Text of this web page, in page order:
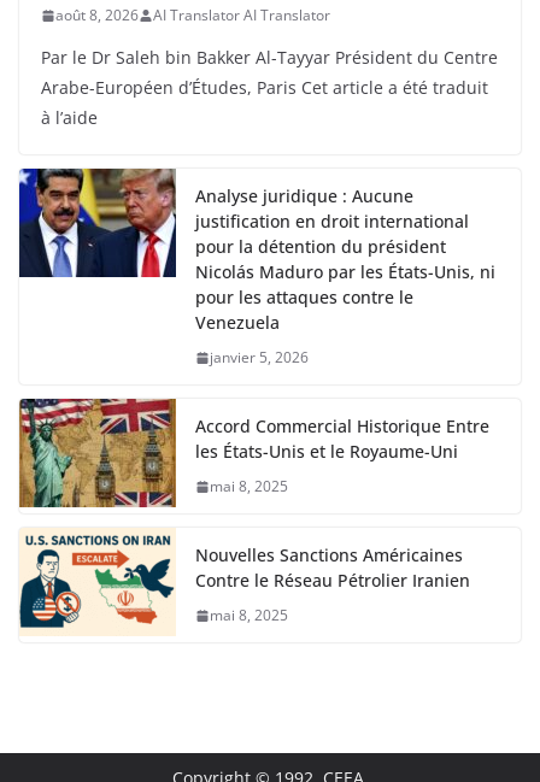
août 8, 2026 AI Translator AI Translator
Par le Dr Saleh bin Bakker Al-Tayyar Président du Centre
Arabe-Européen d’Études, Paris Cet article a été traduit
à l’aide
Analyse juridique : Aucune
justification en droit international
pour la détention du président
Nicolás Maduro par les États-Unis, ni
pour les attaques contre le
Venezuela
janvier 5, 2026
Accord Commercial Historique Entre
les États-Unis et le Royaume-Uni
mai 8, 2025
Nouvelles Sanctions Américaines
Contre le Réseau Pétrolier Iranien
mai 8, 2025